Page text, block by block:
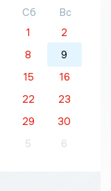
Сб
Вс
1
2
8
9
15
16
22
23
29
30
5 6